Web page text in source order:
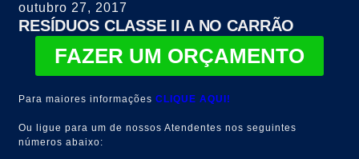
outubro 27, 2017
RESÍDUOS CLASSE II A NO CARRÃO
FAZER UM ORÇAMENTO
Para maiores informaçõesCLIQUE AQUI!
Ou ligue para um de nossos Atendentes nos seguintes
números abaixo: